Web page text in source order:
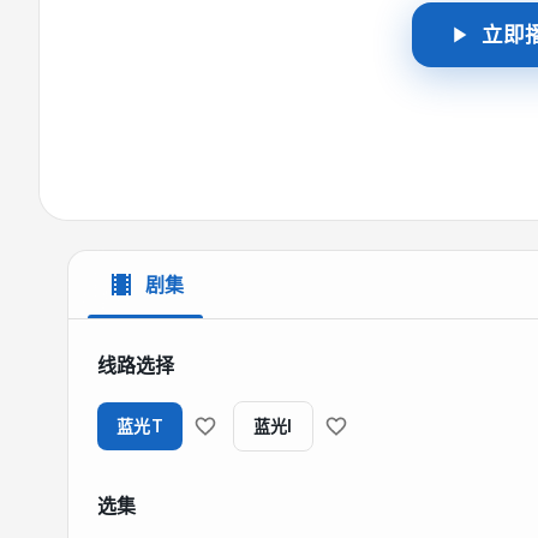
立即
剧集
线路选择
蓝光T 蓝光I
选集